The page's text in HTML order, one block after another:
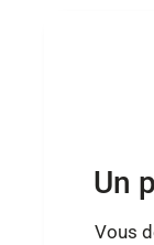
Un
Vous